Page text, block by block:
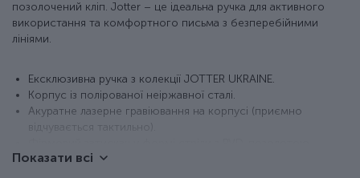
позолочений кліп. Jotter – це ідеальна ручка для активного
використання та комфортного письма з безперебійними
лініями.
Ексклюзивна ручка з колекції JOTTER UKRAINE.
Корпус із полірованої неіржавної сталі.
Акуратне лазерне гравіювання на корпусі (приємно
відчувається тактильно).
Класична активація стрижня натисканням кнопки.
Показати всі